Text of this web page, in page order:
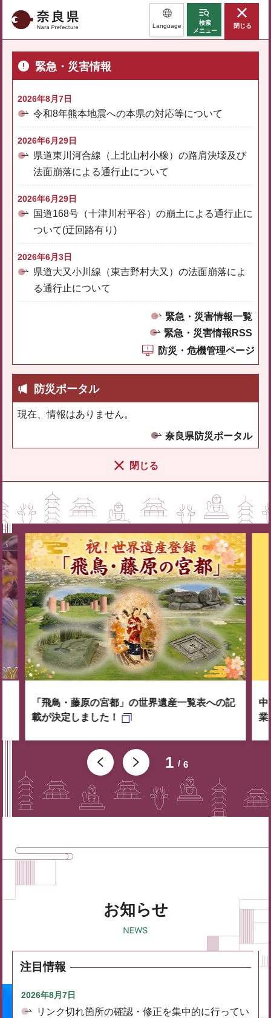
奈良県 Language
検索
メニュー
閉じる
緊急・災害情報
2026年8月7日
令和8年熊本地震への本県の対応等について
2026年6月29日
県道東川河合線（上北山村小橡）の路肩決壊及び
法面崩落による通行止について
2026年6月29日
国道168号（十津川村平谷）の崩土による通行止に
ついて(迂回路有り)
2026年6月3日
県道大又小川線（東吉野村大又）の法面崩落によ
る通行止について
緊急・災害情報一覧
緊急・災害情報RSS
防災・危機管理ページ
防災ポータル
現在、情報はありません。
奈良県防災ポータル
閉じる
1 6
「飛鳥・藤原の宮都」の世界遺産一覧表への記
載が決定しました！
中
業
お知らせ
注目情報
2026年8月7日
リンク切れ箇所の確認・修正を集中的に行ってい